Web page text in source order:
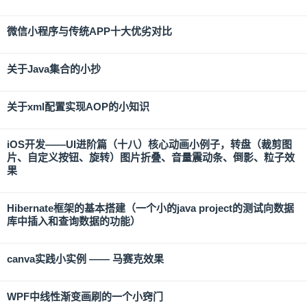
微信小程序与传统APP十大优劣对比
关于Java集合的小抄
关于xml配置实现AOP的小知识
iOS开发——UI进阶篇（十八）核心动画小例子，转盘（裁剪图
片、自定义按钮、旋转）图片折叠、音量震动条、倒影、粒子效
果
Hibernate框架的基本搭建（一个小的java project的测试向数据
库中插入和查询数据的功能）
canva实践小实例 —— 马赛克效果
WPF中线性渐变画刷的一个小窍门